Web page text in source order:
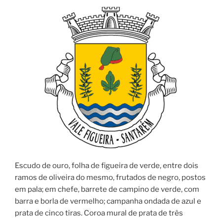
Escudo de ouro, folha de figueira de verde, entre dois
ramos de oliveira do mesmo, frutados de negro, postos
em pala; em chefe, barrete de campino de verde, com
barra e borla de vermelho; campanha ondada de azul e
prata de cinco tiras. Coroa mural de prata de três